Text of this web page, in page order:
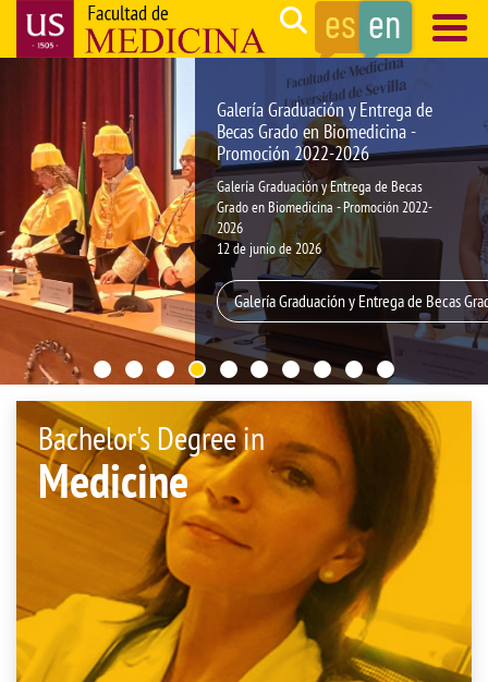
Search
principal
Galería Graduación y Entrega de
Becas Grado en Biomedicina -
Promoción 2022-2026
Galería Graduación y Entrega de Becas
Grado en Biomedicina - Promoción 2022-
2026
12 de junio de 2026
Galería Graduación y Entrega de Becas
Bachelor's Degree in
Medicine